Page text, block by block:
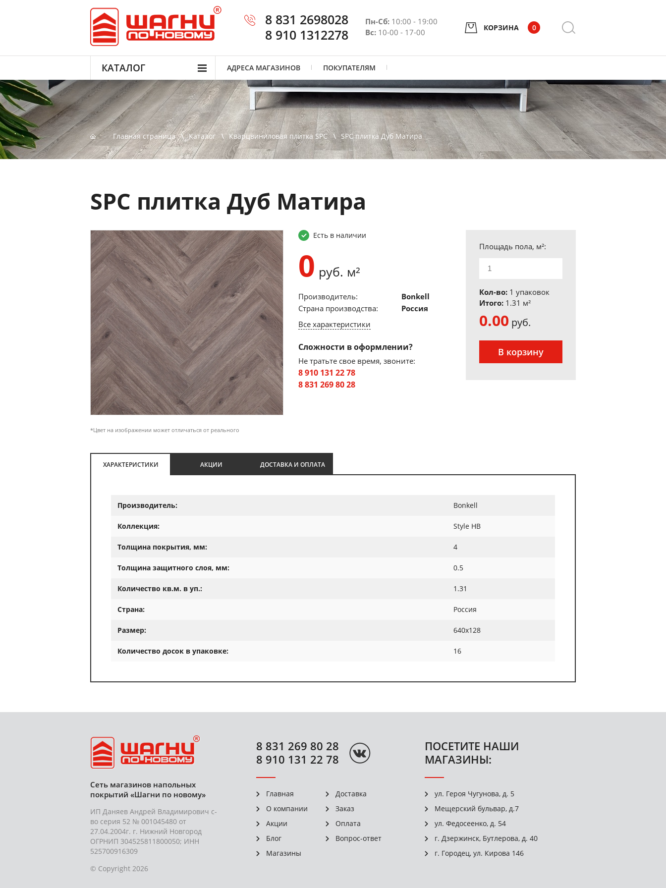
8 831 2698028
8 910 1312278
Пн-Сб: 10:00 - 19:00
Вс: 10-00 - 17-00 КОРЗИНА 0
КАТАЛОГ АДРЕСА МАГАЗИНОВ ПОКУПАТЕЛЯМ
Главная страница Каталог Кварцвиниловая плитка SPC SPC плитка Дуб Матира
SPC плитка Дуб Матира
*Цвет на изображении может отличаться от реального
Есть в наличии
0 руб. м²
Производитель:
Bonkell
Страна производства:
Россия
Все характеристики
Сложности в оформлении?
Не тратьте свое время, звоните:
8 910 131 22 78
8 831 269 80 28
Площадь пола, м²:
Кол-во: 1 упаковок
Итого: 1.31 м²
0.00 руб.
В корзину
ХАРАКТЕРИСТИКИ АКЦИИ ДОСТАВКА И ОПЛАТА
Производитель: Bonkell
Коллекция: Style HB
Толщина покрытия, мм: 4
Толщина защитного слоя, мм: 0.5
Количество кв.м. в уп.: 1.31
Страна: Россия
Размер: 640х128
Количество досок в упаковке: 16
Сеть магазинов напольных
покрытий «Шагни по новому»
ИП Даняев Андрей Владимирович с-
во серия 52 № 001045480 от
27.04.2004г. г. Нижний Новгород
ОГРНИП 304525811800050; ИНН
525700916309
© Copyright 2026
8 831 269 80 28
8 910 131 22 78
Главная
О компании
Акции
Блог
Магазины
Доставка
Заказ
Оплата
Вопрос-ответ
ПОСЕТИТЕ НАШИ
МАГАЗИНЫ:
ул. Героя Чугунова, д. 5
Мещерский бульвар, д.7
ул. Федосеенко, д. 54
г. Дзержинск, Бутлерова, д. 40
г. Городец, ул. Кирова 146